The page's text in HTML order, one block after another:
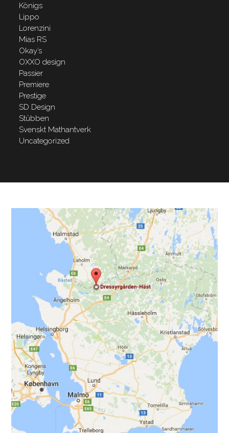
Königs
Lippo
Lorenzini
Mias RS
Okay’s
OXXO design
Passier
Premiere
Prestige
SD Design
Stübben
Svenskt Mathantverk
Uncategorized